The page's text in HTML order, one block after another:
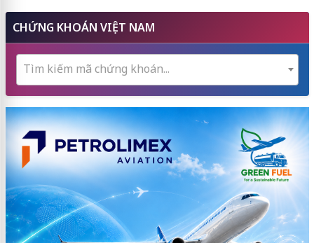
CHỨNG KHOÁN VIỆT NAM
Tìm kiếm mã chứng khoán...